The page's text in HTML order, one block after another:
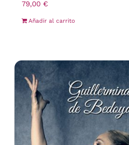
79,00 €
Añadir al carrito